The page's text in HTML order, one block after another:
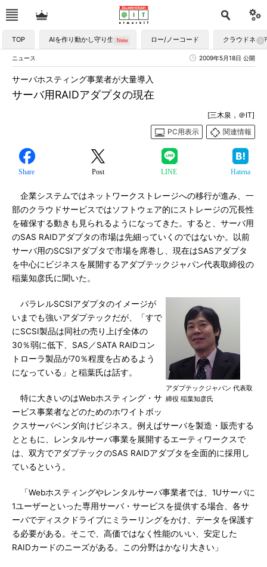
TOP AIを作り動かし守り生かす ロー/ノーコード クラウドネイ
ニュース 2009年5月18日 公開
サーバ用RAIDアダプタの現在
サーバホスティング事業者が大量導入
[三木泉，＠IT]
PC用表示
関連情報
Share Post LINE Hatena
企業システムではネットワークストレージへの移行が進み、一
部のクラウドサービスではソフトウェア的にストレージの冗長性
を確保する動きも見られるようになってきた。すると、サーバ用
のSAS RAIDアダプタの市場は先細っていくのではないか。以前
サーバ用のSCSIアダプタで市場を席巻し、現在はSASアダプタ
を中心にビジネスを展開するアダプテックジャパン代表取締役の
稲葉知彦氏に聞いた。
アダプテックジャパン 代表取
締役 稲葉知彦氏
パラレルSCSIアダプタのイメージが
いまでも強いアダプテックだが、「すで
にSCSI製品は同社の売り上げ全体の
30％弱に低下、SAS／SATA RAIDコン
トローラ製品が70％程度を占めるよう
になっている」と稲葉氏は話す。
特に大きいのはWebホスティング・サ
ービス事業者などのためのホワイトボッ
クスサーバベンダ向けビジネス。例えばサーバを製造・販売する
とともに、レンタルサーバ事業を展開するエーティワークスで
は、双方でアダプテックのSAS RAIDアダプタを全面的に採用し
ているという。
「Webホスティングやレンタルサーバ事業者では、1Uサーバに
1ユーザーといった専用サーバ・サービスを提供する場合、各サ
ーバでディスクドライブにミラーリングをかけ、データを保護す
る必要がある。そこで、高価ではなく性能のいい、安定した
RAIDカードのニーズがある。この分野はかなり大きい」